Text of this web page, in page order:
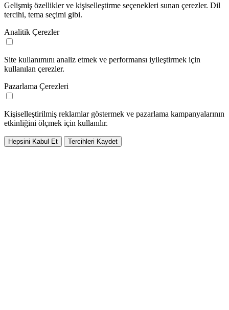
Gelişmiş özellikler ve kişiselleştirme seçenekleri sunan çerezler. Dil
tercihi, tema seçimi gibi.
Analitik Çerezler
Site kullanımını analiz etmek ve performansı iyileştirmek için
kullanılan çerezler.
Pazarlama Çerezleri
Kişiselleştirilmiş reklamlar göstermek ve pazarlama kampanyalarının
etkinliğini ölçmek için kullanılır.
Hepsini Kabul Et Tercihleri Kaydet